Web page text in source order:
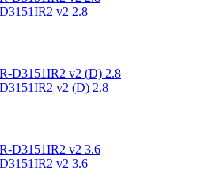
v2 2.8
v2 (D) 2.8
v2 3.6